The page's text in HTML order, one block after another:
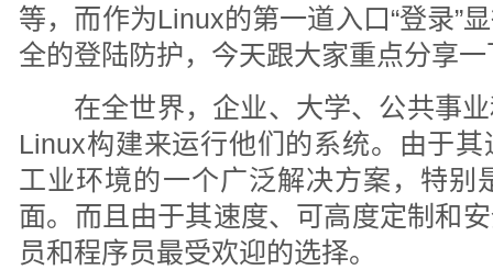
等，而作为Linux的第一道入口“登录”
全的登陆防护，今天跟大家重点分享
在全世界，企业、大学、公共事
Linux构建来运行他们的系统。由于
工业环境的一个广泛解决方案，特别
面。而且由于其速度、可高度定制和
员和程序员最受欢迎的选择。